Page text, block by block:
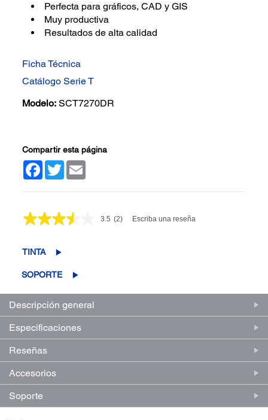
Perfecta para gráficos, CAD y GIS
Muy productiva
Resultados de alta calidad
Ficha Técnica
Catálogo Serie T
Modelo: SCT7270DR
Compartir esta página
Facebook
Twitter
3.5 Lea
(2) Escriba una reseña
TINTA
SOPORTE
Descripción general
Especificaciones
Reseñas
Accesorios
Soporte